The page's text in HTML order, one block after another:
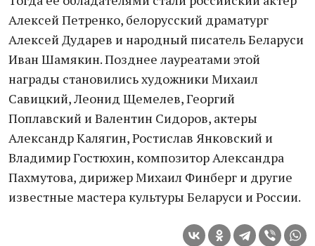
Алексей Петренко, белорусский драматург
Алексей Дударев и народный писатель Беларуси
Иван Шамякин. Позднее лауреатами этой
награды становились художники Михаил
Савицкий, Леонид Щемелев, Георгий
Поплавский и Валентин Сидоров, актеры
Александр Калягин, Ростислав Янковский и
Владимир Гостюхин, композитор Александра
Пахмутова, дирижер Михаил Финберг и другие
известные мастера культуры Беларуси и России.